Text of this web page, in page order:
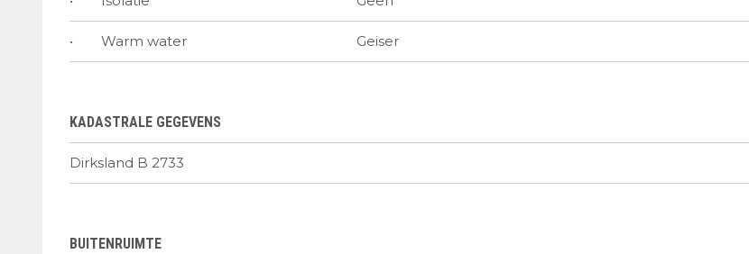
Warm water Geiser
KADASTRALE GEGEVENS
Dirksland B 2733
BUITENRUIMTE